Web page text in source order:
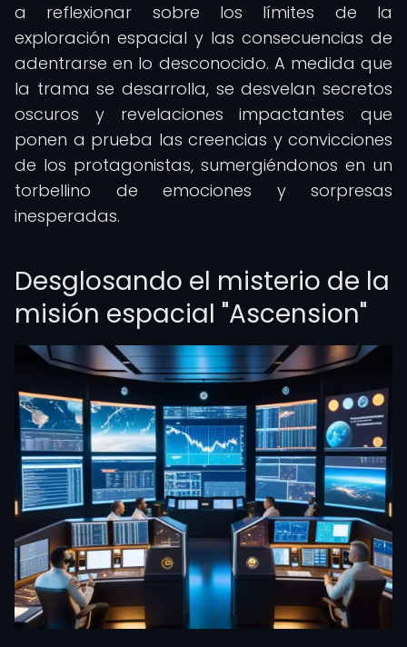
a reflexionar sobre los límites de la
exploración espacial y las consecuencias de
adentrarse en lo desconocido. A medida que
la trama se desarrolla, se desvelan secretos
oscuros y revelaciones impactantes que
ponen a prueba las creencias y convicciones
de los protagonistas, sumergiéndonos en un
torbellino de emociones y sorpresas
inesperadas.
Desglosando el misterio de la
misión espacial "Ascension"